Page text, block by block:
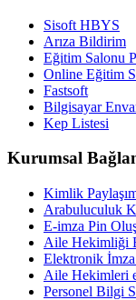
Sisoft HBYS
Arıza Bildirim
Eğitim Salonu
Online Eğitim
Fastsoft
Bilgisayar
Kep Listesi
Kurumsal
Kimlik
Arabuluculuk
E-imza Pin
Aile Hekimliği
Elektronik
Aile Hekimleri
Personel Bilgi